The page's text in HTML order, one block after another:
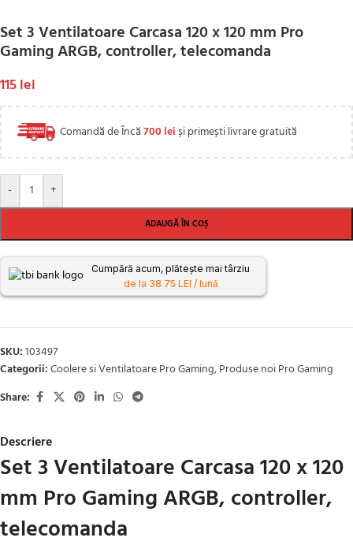
Set 3 Ventilatoare Carcasa 120 x 120 mm Pro
Gaming ARGB, controller, telecomanda
115lei
Comandă de Încă700 leiși primești livrare gratuită
- +
ADAUGĂ ÎN COȘ
Cumpără acum, plătește mai târziu
de la 38.75 LEI / lună
SKU:103497
Categorii:Coolere si Ventilatoare Pro Gaming,Produse noi Pro Gaming
Share:
Descriere
Set 3 Ventilatoare Carcasa 120 x 120
mm Pro Gaming ARGB, controller,
telecomanda